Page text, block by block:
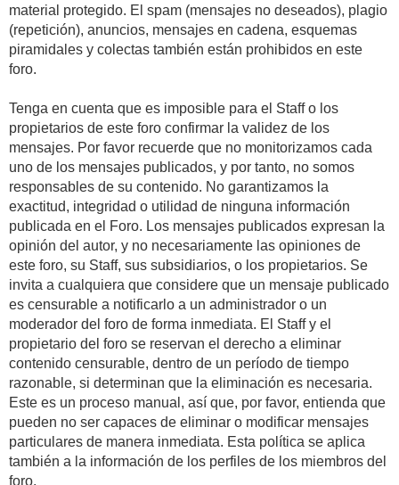
material protegido. El spam (mensajes no deseados), plagio
(repetición), anuncios, mensajes en cadena, esquemas
piramidales y colectas también están prohibidos en este
foro.
Tenga en cuenta que es imposible para el Staff o los
propietarios de este foro confirmar la validez de los
mensajes. Por favor recuerde que no monitorizamos cada
uno de los mensajes publicados, y por tanto, no somos
responsables de su contenido. No garantizamos la
exactitud, integridad o utilidad de ninguna información
publicada en el Foro. Los mensajes publicados expresan la
opinión del autor, y no necesariamente las opiniones de
este foro, su Staff, sus subsidiarios, o los propietarios. Se
invita a cualquiera que considere que un mensaje publicado
es censurable a notificarlo a un administrador o un
moderador del foro de forma inmediata. El Staff y el
propietario del foro se reservan el derecho a eliminar
contenido censurable, dentro de un período de tiempo
razonable, si determinan que la eliminación es necesaria.
Este es un proceso manual, así que, por favor, entienda que
pueden no ser capaces de eliminar o modificar mensajes
particulares de manera inmediata. Esta política se aplica
también a la información de los perfiles de los miembros del
foro.